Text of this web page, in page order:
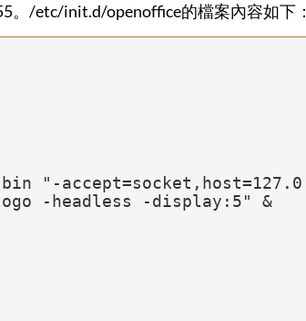
/etc/init.d/openoffice的檔案內容如下：
-headless -display:5" &